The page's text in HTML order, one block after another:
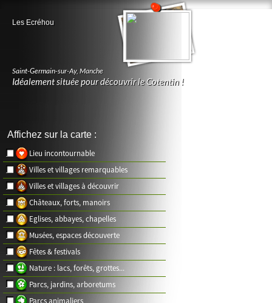
Les Ecréhou
Saint-Germain-sur-Ay, Manche
Idéalement située pour découvrir le Cotentin !
Affichez sur la carte :
Lieu incontournable
Villes et villages remarquables
Villes et villages à découvrir
Châteaux, forts, manoirs
Eglises, abbayes, chapelles
Musées, espaces découverte
Fêtes & festivals
Nature : lacs, forêts, grottes...
Parcs, jardins, arboretums
Parcs animaliers